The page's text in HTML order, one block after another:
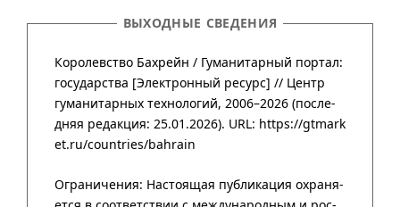
ВЫХОДНЫЕ СВЕДЕНИЯ
Королевство Бахрейн / Гума­нитар­ный портал:
государства [Элект­рон­ный ресурс] // Центр
гума­нитар­ных техно­логий, 2006–2026 (после­
дняя редак­ция: 25.01.2026). URL: https://gtmark
et.ru/countries/bahrain